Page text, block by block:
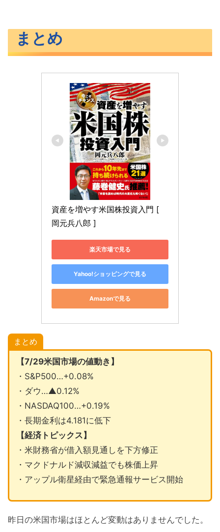
まとめ
資産を増やす米国株投資入門 [
岡元兵八郎 ]
楽天市場で見る
Yahoo!ショッピングで見る
Amazonで見る
まとめ
【7/29米国市場の値動き】
・S&P500…+0.08%
・ダウ…▲0.12%
・NASDAQ100…+0.19%
・長期金利は4.181に低下
【経済トピックス】
・米財務省が借入額見通しを下方修正
・マクドナルド減収減益でも株価上昇
・アップル衛星経由で緊急通報サービス開始
昨日の米国市場はほとんど変動はありませんでした。